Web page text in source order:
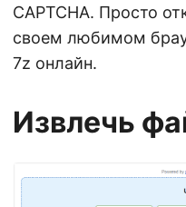
CAPTCHA. Просто
своем любимом
7z онлайн.
Извлечь